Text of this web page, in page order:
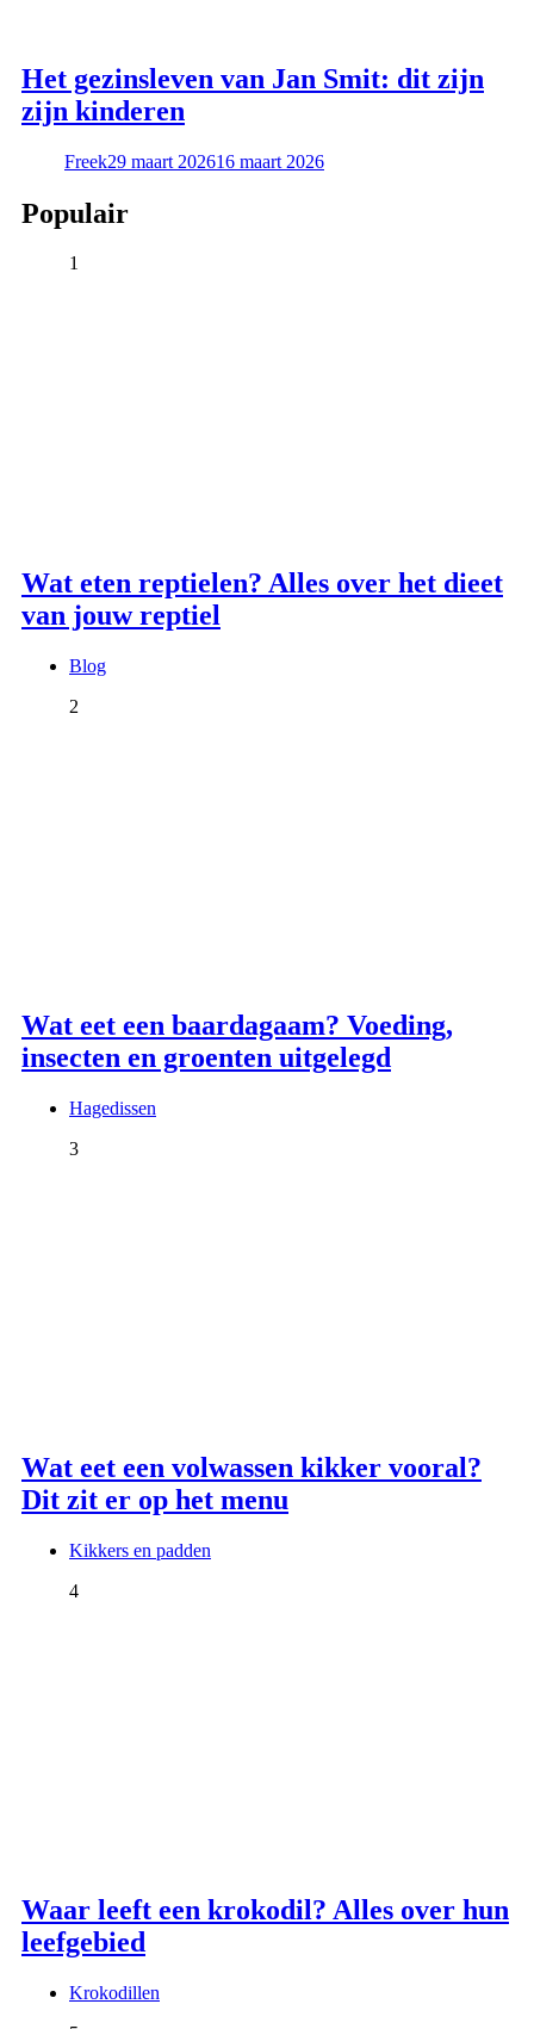
Het gezinsleven van Jan Smit: dit zijn
zijn kinderen
Freek29 maart 202616 maart 2026
Populair
1
Wat eten reptielen? Alles over het dieet
van jouw reptiel
Blog
2
Wat eet een baardagaam? Voeding,
insecten en groenten uitgelegd
Hagedissen
3
Wat eet een volwassen kikker vooral?
Dit zit er op het menu
Kikkers en padden
4
Waar leeft een krokodil? Alles over hun
leefgebied
Krokodillen